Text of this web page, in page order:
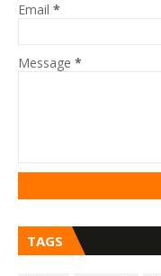
Email *
Message *
TAGS